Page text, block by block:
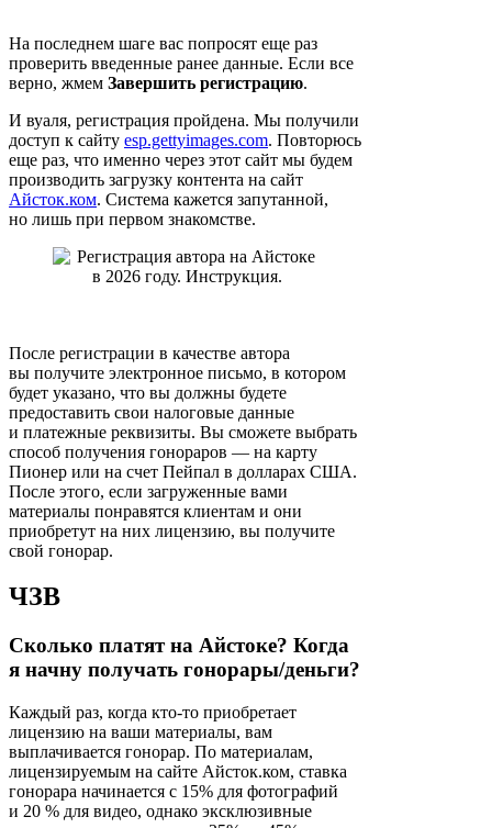
На последнем шаге вас попросят еще раз
проверить введенные ранее данные. Если все
верно, жмем Завершить регистрацию.
И вуаля, регистрация пройдена. Мы получили
доступ к сайту esp.gettyimages.com. Повторюсь
еще раз, что именно через этот сайт мы будем
производить загрузку контента на сайт
Айсток.ком. Система кажется запутанной,
но лишь при первом знакомстве.
После регистрации в качестве автора
вы получите электронное письмо, в котором
будет указано, что вы должны будете
предоставить свои налоговые данные
и платежные реквизиты. Вы сможете выбрать
способ получения гонораров — на карту
Пионер или на счет Пейпал в долларах США.
После этого, если загруженные вами
материалы понравятся клиентам и они
приобретут на них лицензию, вы получите
свой гонорар.
ЧЗВ
Сколько платят на Айстоке? Когда
я начну получать гонорары/деньги?
Каждый раз, когда кто-то приобретает
лицензию на ваши материалы, вам
выплачивается гонорар. По материалам,
лицензируемым на сайте Айсток.ком, ставка
гонорара начинается с 15% для фотографий
и 20 % для видео, однако эксклюзивные